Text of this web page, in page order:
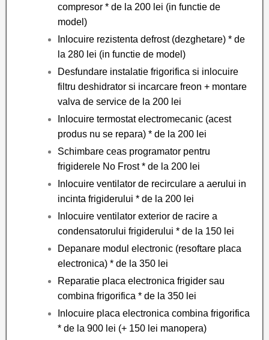
compresor * de la 200 lei (in functie de
model)
Inlocuire rezistenta defrost (dezghetare) * de
la 280 lei (in functie de model)
Desfundare instalatie frigorifica si inlocuire
filtru deshidrator si incarcare freon + montare
valva de service de la 200 lei
Inlocuire termostat electromecanic (acest
produs nu se repara) * de la 200 lei
Schimbare ceas programator pentru
frigiderele No Frost * de la 200 lei
Inlocuire ventilator de recirculare a aerului in
incinta frigiderului * de la 200 lei
Inlocuire ventilator exterior de racire a
condensatorului frigiderului * de la 150 lei
Depanare modul electronic (resoftare placa
electronica) * de la 350 lei
Reparatie placa electronica frigider sau
combina frigorifica * de la 350 lei
Inlocuire placa electronica combina frigorifica
* de la 900 lei (+ 150 lei manopera)